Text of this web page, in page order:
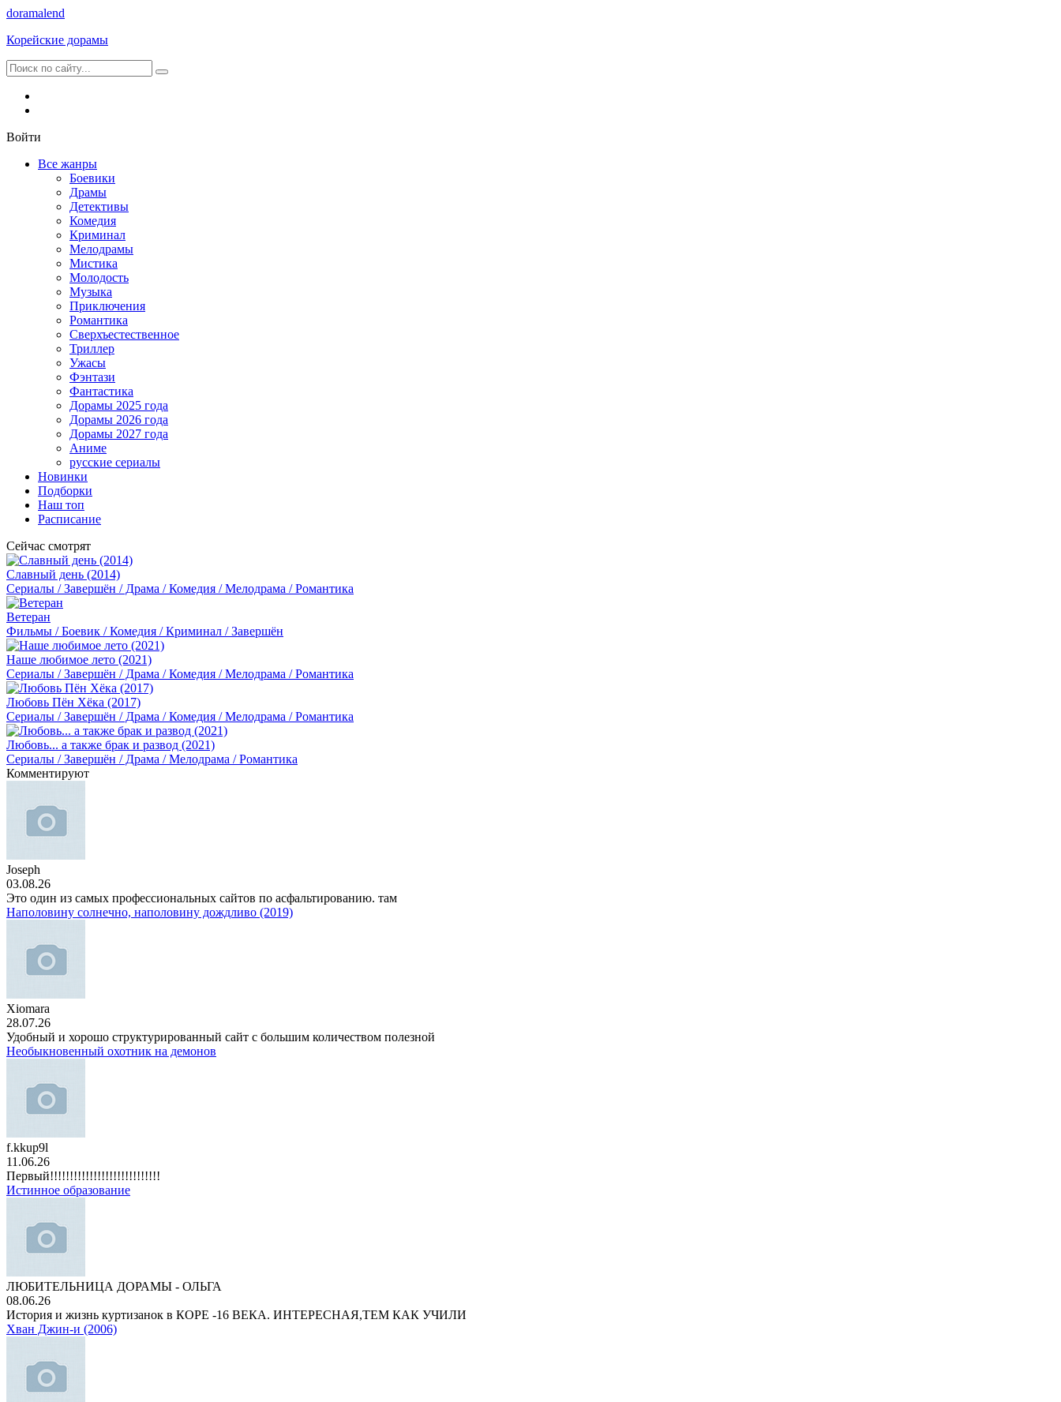
doramalend
Корейские дорамы
Войти
Все жанры
Боевики
Драмы
Детективы
Комедия
Криминал
Мелодрамы
Мистика
Молодость
Музыка
Приключения
Романтика
Сверхъестественное
Триллер
Ужасы
Фэнтази
Фантастика
Дорамы 2025 года
Дорамы 2026 года
Дорамы 2027 года
Аниме
русские сериалы
Новинки
Подборки
Наш топ
Расписание
Сейчас смотрят
Славный день (2014)
Сериалы / Завершён / Драма / Комедия / Мелодрама / Романтика
Ветеран
Фильмы / Боевик / Комедия / Криминал / Завершён
Наше любимое лето (2021)
Сериалы / Завершён / Драма / Комедия / Мелодрама / Романтика
Любовь Пён Хёка (2017)
Сериалы / Завершён / Драма / Комедия / Мелодрама / Романтика
Любовь... а также брак и развод (2021)
Сериалы / Завершён / Драма / Мелодрама / Романтика
Комментируют
Joseph
03.08.26
Это один из самых профессиональных сайтов по асфальтированию. там
Наполовину солнечно, наполовину дождливо (2019)
Xiomara
28.07.26
Удобный и хорошо структурированный сайт с большим количеством полезной
Необыкновенный охотник на демонов
f.kkup9l
11.06.26
Первый!!!!!!!!!!!!!!!!!!!!!!!!!!!!
Истинное образование
ЛЮБИТЕЛЬНИЦА ДОРАМЫ - ОЛЬГА
08.06.26
История и жизнь куртизанок в КОРЕ -16 ВЕКА. ИНТЕРЕСНАЯ,ТЕМ КАК УЧИЛИ
Хван Джин-и (2006)